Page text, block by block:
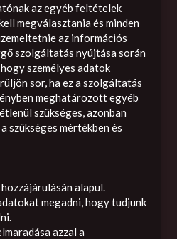
az egyéb feltételek
megválasztania és minden
az információs
szolgáltatás nyújtása során
személyes adatok
sor, ha ez a szolgáltatás
meghatározott egyéb
szükséges, azonban
szükséges mértékben és
alapul.
megadni, hogy tudjunk
azzal a